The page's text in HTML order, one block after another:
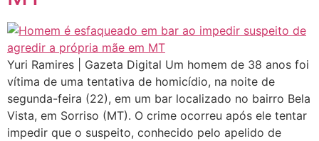
Yuri Ramires | Gazeta Digital Um homem de 38 anos foi
vítima de uma tentativa de homicídio, na noite de
segunda-feira (22), em um bar localizado no bairro Bela
Vista, em Sorriso (MT). O crime ocorreu após ele tentar
impedir que o suspeito, conhecido pelo apelido de